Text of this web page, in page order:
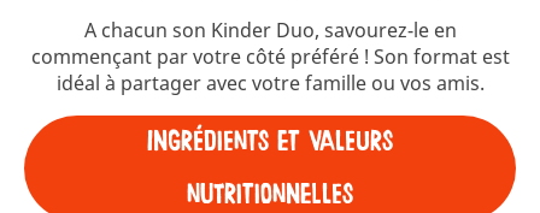
A chacun son Kinder Duo, savourez-le en
commençant par votre côté préféré ! Son format est
idéal à partager avec votre famille ou vos amis.
Ingrédients et Valeurs
nutritionnelles